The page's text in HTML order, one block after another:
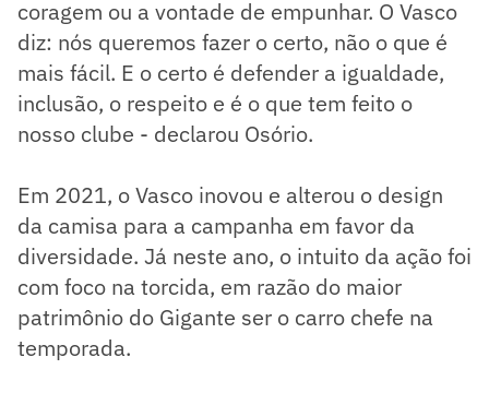
coragem ou a vontade de empunhar. O Vasco
diz: nós queremos fazer o certo, não o que é
mais fácil. E o certo é defender a igualdade,
inclusão, o respeito e é o que tem feito o
nosso clube - declarou Osório.
Em 2021, o Vasco inovou e alterou o design
da camisa para a campanha em favor da
diversidade. Já neste ano, o intuito da ação foi
com foco na torcida, em razão do maior
patrimônio do Gigante ser o carro chefe na
temporada.